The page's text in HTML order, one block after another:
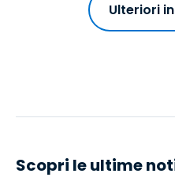
Ulteriori
Scopri le ultime